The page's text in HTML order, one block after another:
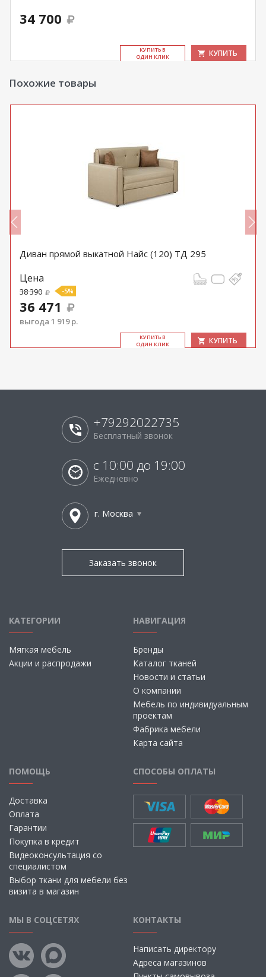
34 700
КУ­ПИТЬ В
ОДИН КЛИК
КУПИТЬ
Похожие товары
Диван прямой выкатной Найс (120) ТД 295
Цена
38 390 -5%
36 471
выгода 1 919 р.
КУ­ПИТЬ В
ОДИН КЛИК
КУПИТЬ
+79292022735
Бесплатный звонок
с 10:00 до 19:00
Ежедневно
г. Москва
Заказать звонок
КАТЕГОРИИ
Мягкая мебель
Акции и распродажи
НАВИГАЦИЯ
Бренды
Каталог тканей
Новости и статьи
О компании
Мебель по индивидуальным
проектам
Фабрика мебели
Карта сайта
ПОМОЩЬ
Доставка
Оплата
Гарантии
Покупка в кредит
Видеоконсультация со
специалистом
Выбор ткани для мебели без
визита в магазин
СПОСОБЫ ОПЛАТЫ
МЫ В СОЦСЕТЯХ КОНТАКТЫ
Написать директору
Адреса магазинов